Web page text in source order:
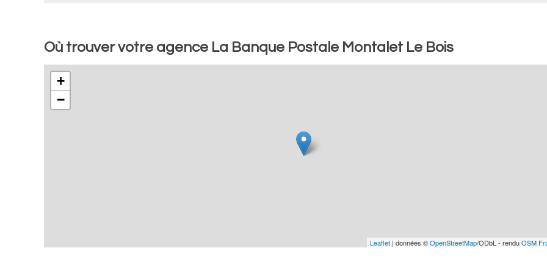
Où trouver votre agence La Banque Postale Montalet Le Bois
+
−
Leaflet | données ©OpenStreetMap/ODbL - renduOSM